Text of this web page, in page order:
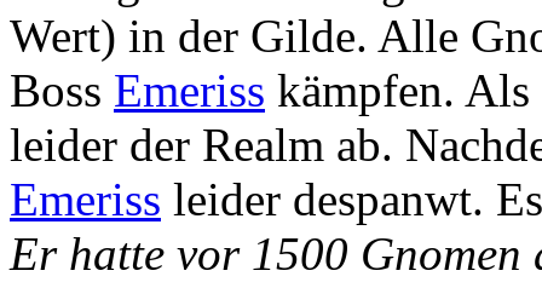
Wert) in der Gilde. Alle
Boss Emeriss kämpfen. Als
leider der Realm ab.
Emeriss leider despanwt.
Er hatte vor 1500 Gnomen